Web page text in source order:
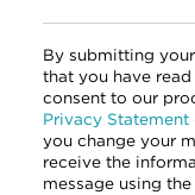
By submitting
that you have
consent to our
Privacy Statement
you change your
receive the
message using the